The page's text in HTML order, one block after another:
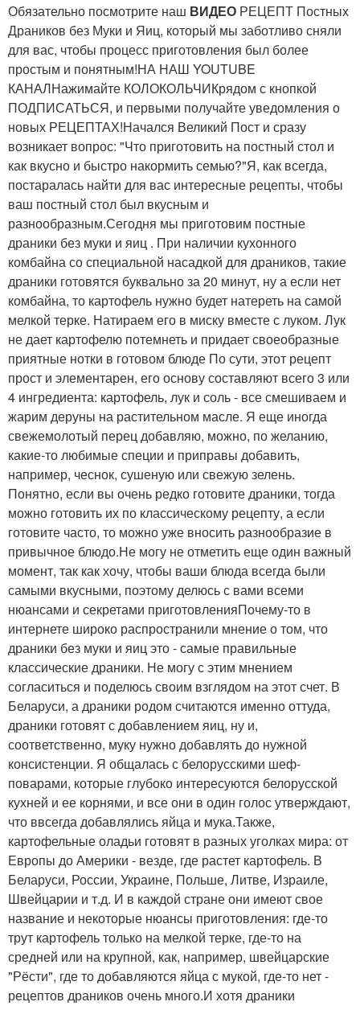
Обязательно посмотрите наш ВИДЕО РЕЦЕПТ Постных
Драников без Муки и Яиц, который мы заботливо сняли
для вас, чтобы процесс приготовления был более
простым и понятным!НА НАШ YOUTUBE
КАНАЛНажимайте КОЛОКОЛЬЧИКрядом с кнопкой
ПОДПИСАТЬСЯ, и первыми получайте уведомления о
новых РЕЦЕПТАХ!Начался Великий Пост и сразу
возникает вопрос: "Что приготовить на постный стол и
как вкусно и быстро накормить семью?"Я, как всегда,
постаралась найти для вас интересные рецепты, чтобы
ваш постный стол был вкусным и
разнообразным.Сегодня мы приготовим постные
драники без муки и яиц . При наличии кухонного
комбайна со специальной насадкой для драников, такие
драники готовятся буквально за 20 минут, ну а если нет
комбайна, то картофель нужно будет натереть на самой
мелкой терке. Натираем его в миску вместе с луком. Лук
не дает картофелю потемнеть и придает своеобразные
приятные нотки в готовом блюде По сути, этот рецепт
прост и элементарен, его основу составляют всего 3 или
4 ингредиента: картофель, лук и соль - все смешиваем и
жарим деруны на растительном масле. Я еще иногда
свежемолотый перец добавляю, можно, по желанию,
какие-то любимые специи и приправы добавить,
например, чеснок, сушеную или свежую зелень.
Понятно, если вы очень редко готовите драники, тогда
можно готовить их по классическому рецепту, а если
готовите часто, то можно уже вносить разнообразие в
привычное блюдо.Не могу не отметить еще один важный
момент, так как хочу, чтобы ваши блюда всегда были
самыми вкусными, поэтому делюсь с вами всеми
нюансами и секретами приготовленияПочему-то в
интернете широко распространили мнение о том, что
драники без муки и яиц это - самые правильные
классические драники. Не могу с этим мнением
согласиться и поделюсь своим взглядом на этот счет. В
Беларуси, а драники родом считаются именно оттуда,
драники готовят с добавлением яиц, ну и,
соответственно, муку нужно добавлять до нужной
консистенции. Я общалась с белорусскими шеф-
поварами, которые глубоко интересуются белорусской
кухней и ее корнями, и все они в один голос утверждают,
что ввсегда добавлялись яйца и мука.Также,
картофельные оладьи готовят в разных уголках мира: от
Европы до Америки - везде, где растет картофель. В
Беларуси, России, Украине, Польше, Литве, Израиле,
Швейцарии и т.д. И в каждой стране они имеют свое
название и некоторые нюансы приготовления: где-то
трут картофель только на мелкой терке, где-то на
средней или на крупной, как, например, швейцарские
"Рёсти", где то добавляются яйца с мукой, где-то нет -
рецептов драников очень много.И хотя драники